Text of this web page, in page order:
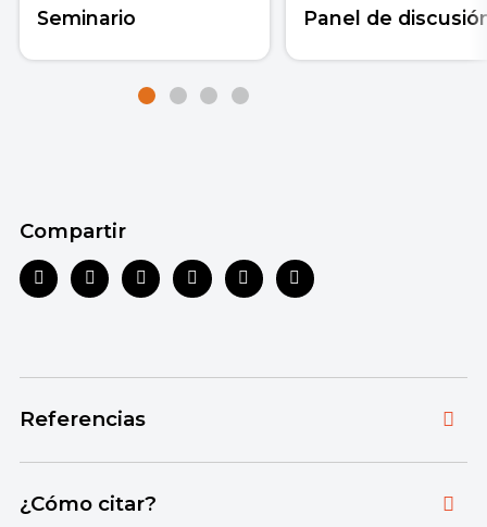
Seminario Panel de
Compartir
Referencias
Toda la información que ofrecemos está
¿Cómo citar?